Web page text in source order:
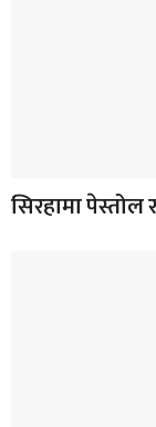
सिरहामा पेस्तोल